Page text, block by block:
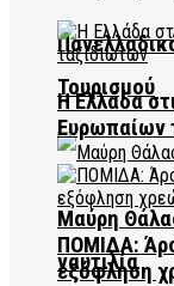
Τουρισμού
Μαύρη
ναυτιλία
Η Ελλάδα
Ευρωπαίων
ΠΟΜΙΔΑ:
εξόφληση